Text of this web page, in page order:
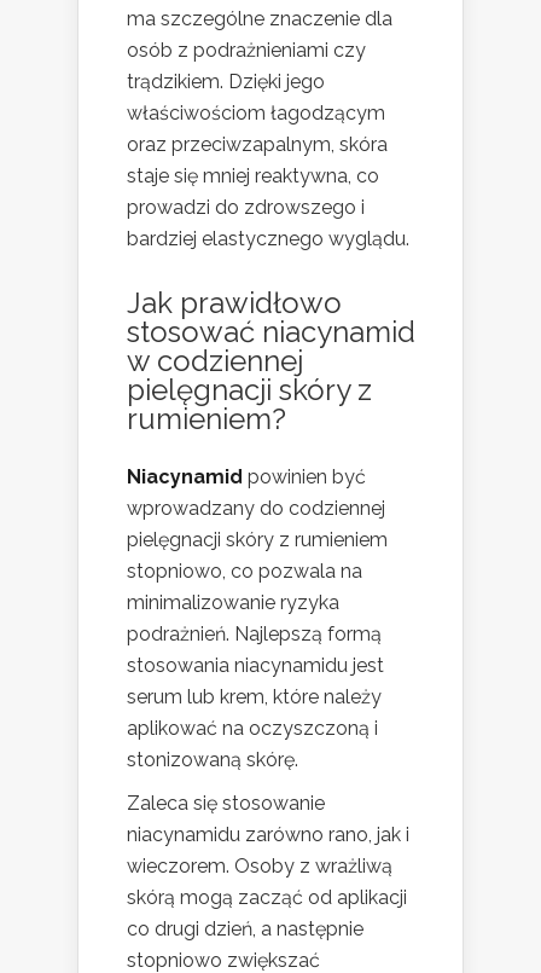
ma szczególne znaczenie dla
osób z podrażnieniami czy
trądzikiem. Dzięki jego
właściwościom łagodzącym
oraz przeciwzapalnym, skóra
staje się mniej reaktywna, co
prowadzi do zdrowszego i
bardziej elastycznego wyglądu.
Jak prawidłowo
stosować niacynamid
w codziennej
pielęgnacji skóry z
rumieniem?
Niacynamid powinien być
wprowadzany do codziennej
pielęgnacji skóry z rumieniem
stopniowo, co pozwala na
minimalizowanie ryzyka
podrażnień. Najlepszą formą
stosowania niacynamidu jest
serum lub krem, które należy
aplikować na oczyszczoną i
stonizowaną skórę.
Zaleca się stosowanie
niacynamidu zarówno rano, jak i
wieczorem. Osoby z wrażliwą
skórą mogą zacząć od aplikacji
co drugi dzień, a następnie
stopniowo zwiększać